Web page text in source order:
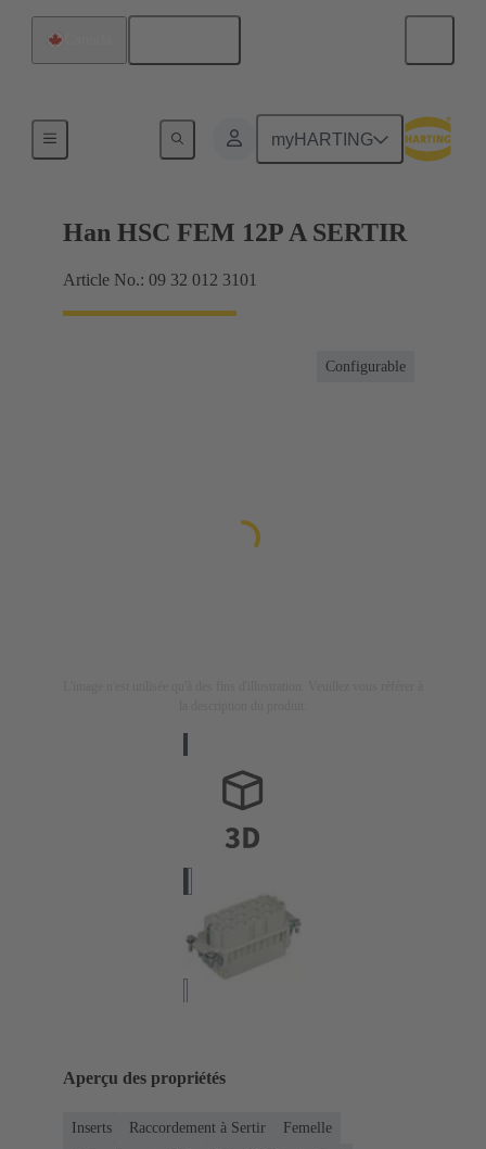
myHARTING
Han HSC FEM 12P A SERTIR
Article No.: 09 32 012 3101
Configurable
Aperçu des propriétés
Inserts Raccordement à Sertir
Femelle